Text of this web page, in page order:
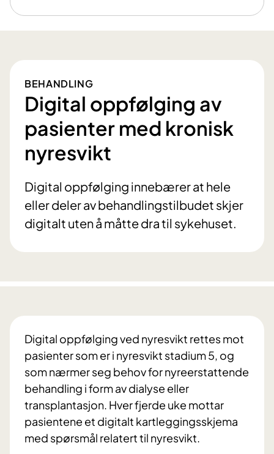
BEHANDLING
Digital oppfølging av
pasienter med kronisk
nyresvikt
Digital oppfølging innebærer at hele
eller deler av behandlingstilbudet skjer
digitalt uten å måtte dra til sykehuset.
Digital oppfølging ved nyresvikt rettes mot
pasienter som er i nyresvikt stadium 5, og
som nærmer seg behov for nyreerstattende
behandling i form av dialyse eller
transplantasjon. Hver fjerde uke mottar
pasientene et digitalt kartleggingsskjema
med spørsmål relatert til nyresvikt.